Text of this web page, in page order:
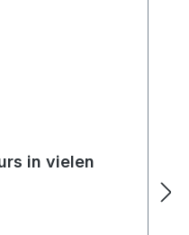
von 4.75 von 5
in vielen